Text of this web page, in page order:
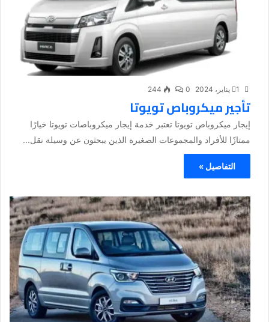
1 يناير، 2024 0
244
تأجير ميكروباص تويوتا
إيجار ميكروباص تويوتا تعتبر خدمة إيجار ميكروباصات تويوتا خيارًا
ممتازًا للأفراد والمجموعات الصغيرة الذين يبحثون عن وسيلة نقل...
التفاصيل »